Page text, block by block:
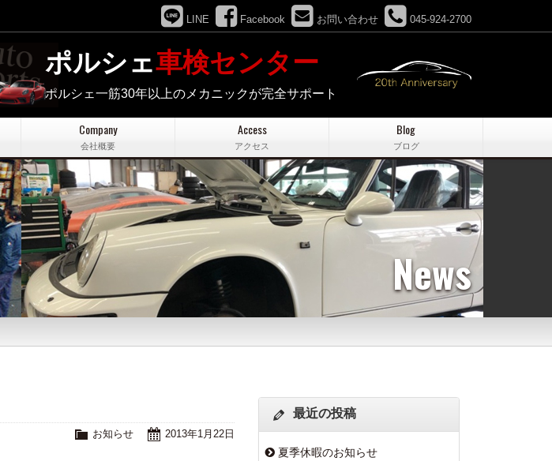
LINE Facebook お問い合わせ 045-924-2700
ポルシェ車検センター
ポルシェ一筋30年以上のメカニックが完全サポート
Company
会社概要
Access
アクセス
Blog
ブログ
News
2013年1月22日
お知らせ
最近の投稿
夏季休暇のお知らせ